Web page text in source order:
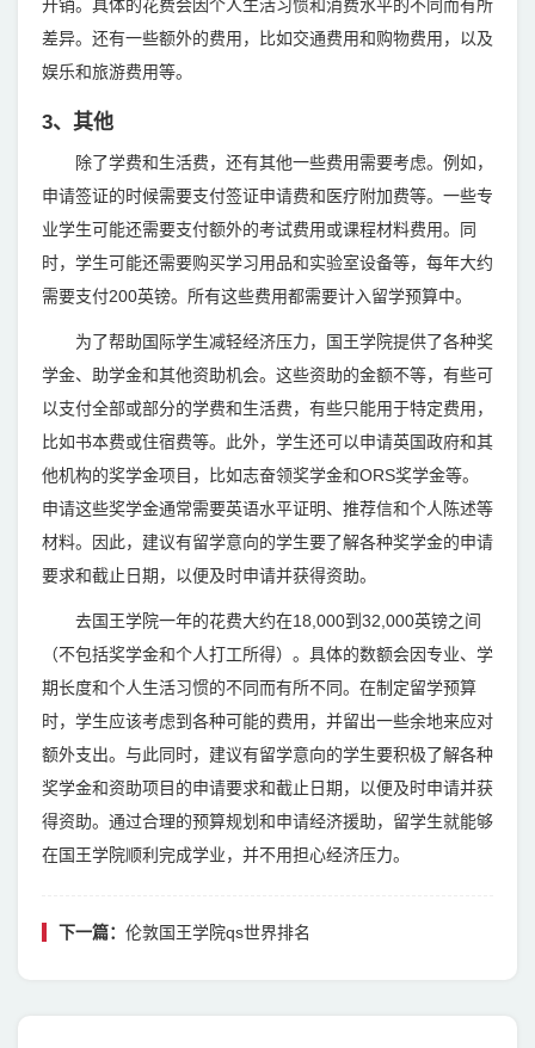
开销。具体的花费会因个人生活习惯和消费水平的不同而有所
差异。还有一些额外的费用，比如交通费用和购物费用，以及
娱乐和旅游费用等。
3、其他
除了学费和生活费，还有其他一些费用需要考虑。例如，
申请签证的时候需要支付签证申请费和医疗附加费等。一些专
业学生可能还需要支付额外的考试费用或课程材料费用。同
时，学生可能还需要购买学习用品和实验室设备等，每年大约
需要支付200英镑。所有这些费用都需要计入留学预算中。
为了帮助国际学生减轻经济压力，国王学院提供了各种奖
学金、助学金和其他资助机会。这些资助的金额不等，有些可
以支付全部或部分的学费和生活费，有些只能用于特定费用，
比如书本费或住宿费等。此外，学生还可以申请英国政府和其
他机构的奖学金项目，比如志奋领奖学金和ORS奖学金等。
申请这些奖学金通常需要英语水平证明、推荐信和个人陈述等
材料。因此，建议有留学意向的学生要了解各种奖学金的申请
要求和截止日期，以便及时申请并获得资助。
去国王学院一年的花费大约在18,000到32,000英镑之间
（不包括奖学金和个人打工所得）。具体的数额会因专业、学
期长度和个人生活习惯的不同而有所不同。在制定留学预算
时，学生应该考虑到各种可能的费用，并留出一些余地来应对
额外支出。与此同时，建议有留学意向的学生要积极了解各种
奖学金和资助项目的申请要求和截止日期，以便及时申请并获
得资助。通过合理的预算规划和申请经济援助，留学生就能够
在国王学院顺利完成学业，并不用担心经济压力。
下一篇： 伦敦国王学院qs世界排名